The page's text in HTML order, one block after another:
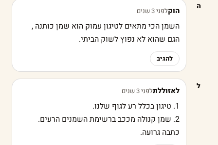
ה הוקלפני 3 שנים
השמן הכי מתאים לטיגון עמוק הוא שמן כותנה ,
הגם שהוא לא נפוץ לשוק הביתי.
להגיב
ל לאזוללתלפני 3 שנים
1. טיגון בכלל רע לגוף שלנו.
2. שמן קנולה מככב ברשימת השמנים הרעים.
כתבה גרועה.